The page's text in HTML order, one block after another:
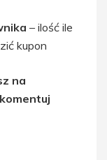
– ilość ile
kupon
na